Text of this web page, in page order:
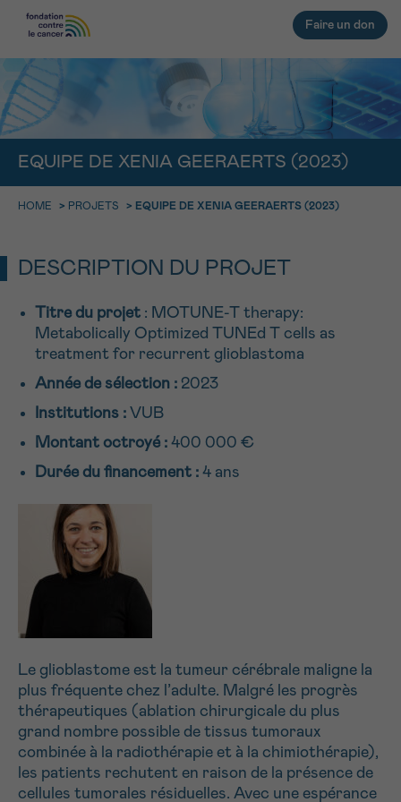
Faire un don
EQUIPE DE XENIA GEERAERTS (2023)
HOME > PROJETS > EQUIPE DE XENIA GEERAERTS (2023)
DESCRIPTION DU PROJET
Titre du projet : MOTUNE-T therapy:
Metabolically Optimized TUNEd T cells as
treatment for recurrent glioblastoma
Année de sélection : 2023
Institutions : VUB
Montant octroyé : 400 000 €
Durée du financement : 4 ans
Le glioblastome est la tumeur cérébrale maligne la
plus fréquente chez l’adulte. Malgré les progrès
thérapeutiques (ablation chirurgicale du plus
grand nombre possible de tissus tumoraux
combinée à la radiothérapie et à la chimiothérapie),
les patients rechutent en raison de la présence de
cellules tumorales résiduelles. Avec une espérance
PRÉNOM
FACE AU CANCER VOUS N’ÊTES
PAS SEUL
questions sur le cancer
Par téléphone
Via le formulaire de contact
Je souhaite être rappelé.e
En savoir plus sur Cancerinfo
aucun diagnostic
NOM
PRÉNOM
VOTRE QUESTION
Je souhaite recevoir la Newsletter
RETOUR
9h-11h
11h-13h
13h-16h